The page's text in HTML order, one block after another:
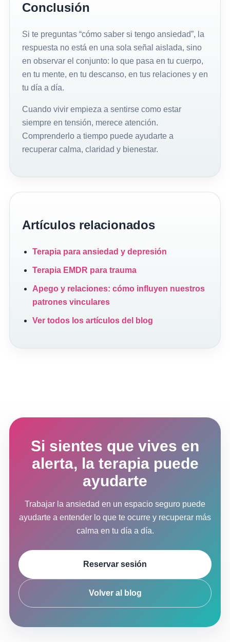
Conclusión
Si te preguntas “cómo saber si tengo ansiedad”, la
respuesta no está en una sola señal aislada, sino
en observar el conjunto: lo que pasa en tu cuerpo,
en tu mente, en tu descanso, en tus relaciones y en
tu día a día.
Cuando vivir empieza a sentirse como estar
siempre en tensión, merece atención.
Comprenderlo a tiempo puede ayudarte a
recuperar calma, claridad y bienestar.
Artículos relacionados
Terapia para ansiedad y depresión
Terapia EMDR para trauma
Apego y relaciones: cómo influyen nuestros
patrones vinculares
Ver todos los artículos del blog
Si sientes que vives en
alerta, la terapia puede
ayudarte
Trabajar la ansiedad en un espacio seguro puede
ayudarte a entender lo que te ocurre y recuperar más
calma en tu día a día.
Reservar sesión
Volver al blog